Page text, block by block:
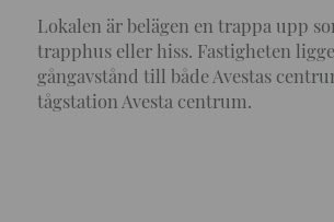
Lokalen är belägen en trappa upp
trapphus eller hiss. Fastigheten
gångavstånd till både Avestas
tågstation Avesta centrum.